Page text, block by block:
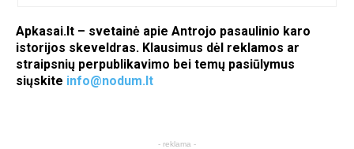
Apkasai.lt – svetainė apie Antrojo pasaulinio karo
istorijos skeveldras. Klausimus dėl reklamos ar
straipsnių perpublikavimo bei temų pasiūlymus
siųskite info@nodum.lt
- reklama -